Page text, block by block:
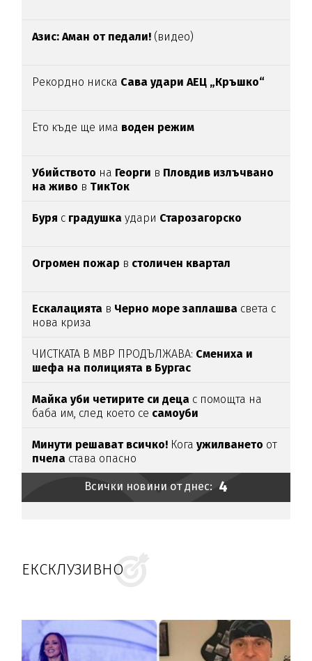
Азис: Аман от педали! (видео)
Рекордно ниска Сава удари АЕЦ „Кръшко“
Ето къде ще има воден режим
Убийството на Георги в Пловдив излъчвано
на живо в ТикТок
Буря с градушкаудари Старозагорско
Огромен пожар в столичен квартал
Ескалацията в Черно море заплашва света с
нова криза
ЧИСТКАТА В МВР ПРОДЪЛЖАВА: Смениха и
шефа на полицията в Бургас
Майка уби четирите си деца с помощта на
баба им, след което се самоуби
Минути решават всичко! Когаужилването от
пчела става опасно
Всички новини от днес: 4
ЕКСКЛУЗИВНО